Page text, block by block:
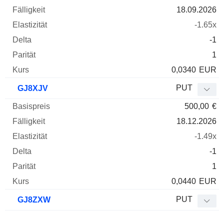
18.09.2026
-1.65x
-1
1
0,0340 EUR
GJ8XJV PUT
500,00 €
18.12.2026
-1.49x
-1
1
0,0440 EUR
GJ8ZXW PUT